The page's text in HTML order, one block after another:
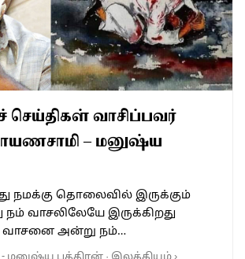
செய்திகள் வாசிப்பவர்
– மனுஷ்ய
நமக்கு தொலைவில் இருக்கும்
வாசலிலேயே இருக்கிறது
வாசனை அன்று நம்…